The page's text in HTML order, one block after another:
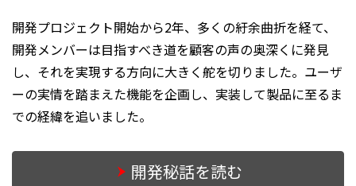
開発プロジェクト開始から2年、多くの紆余曲折を経て、
開発メンバーは目指すべき道を顧客の声の奥深くに発見
し、それを実現する方向に大きく舵を切りました。ユーザ
ーの実情を踏まえた機能を企画し、実装して製品に至るま
での経緯を追いました。
開発秘話を読む